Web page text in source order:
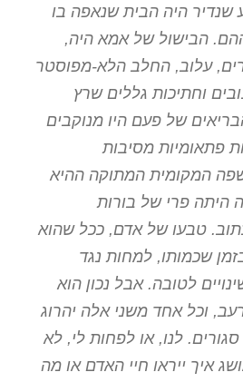
שנדיר היה הבית שנאפה בו
הבישול של אמא היה,
עלוב, החלב הלא-מפוסטר
וחתיכות גללים שרץ
של פעם היו מנוקבים
פתאומיות מסיבות
המקומית המתוקה ההיא
היתה פרי של בורות
טבעו של אדם, ככל שהוא
שכמותו, למחות נגד
לטובה. אבל נכון הוא
וכל אחד משני אלה יהרוג
סגורים. לנו, או לפחות לי, לא
איך ייראו חיי האדם או מה